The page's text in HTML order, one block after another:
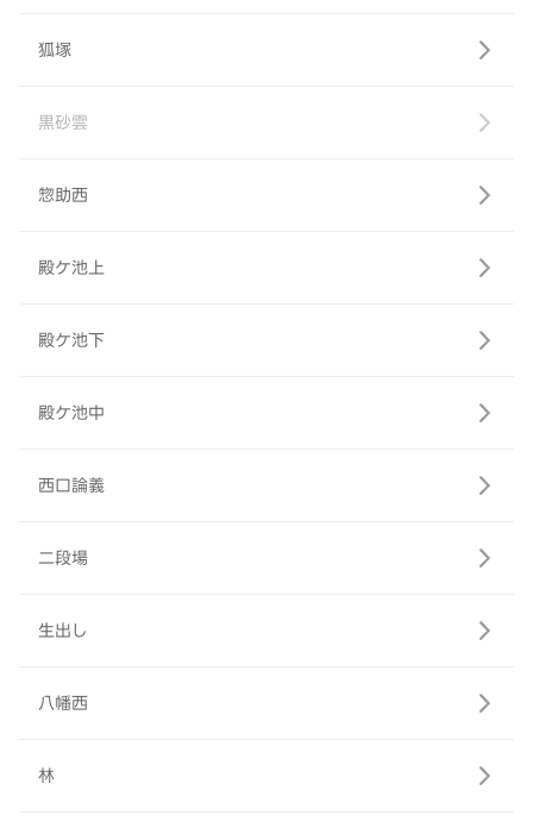
狐塚
黒砂雲
惣助西
殿ケ池上
殿ケ池下
殿ケ池中
西口論義
二段場
生出し
八幡西
林